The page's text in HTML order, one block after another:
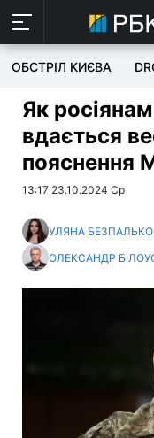
ОБСТРІЛ КИЄВА
Як
вдається
пояснення
13:17 23.10.2024 Ср
УЛЯНА БЕЗПАЛЬКО
ОЛЕКСАНДР